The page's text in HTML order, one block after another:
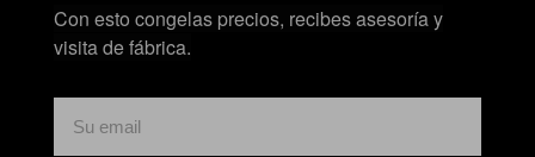
Con esto congelas precios, recibes asesoría y
visita de fábrica.